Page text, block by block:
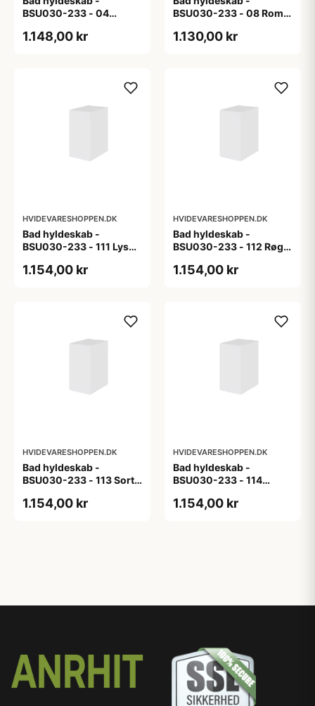
BSU030-233 - 04
1.148,00 kr
BSU030-233 - 08 Roma
1.130,00 kr
HVIDEVARESHOPPEN.DK
Bad hyldeskab -
BSU030-233 - 111 Lys
1.154,00 kr
HVIDEVARESHOPPEN.DK
Bad hyldeskab -
BSU030-233 - 112 Røget
1.154,00 kr
HVIDEVARESHOPPEN.DK
Bad hyldeskab -
BSU030-233 - 113 Sort
1.154,00 kr
HVIDEVARESHOPPEN.DK
Bad hyldeskab -
BSU030-233 - 114
m/eg ABS-kant
1.154,00 kr